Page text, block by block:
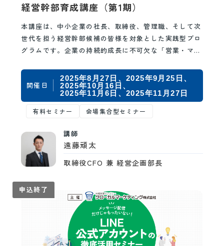
開催日
2025年8月27日
2025年9月25日
2025年10月16日
2025年11月6日
2025年11月27日
有料セミナー 会場集合型セミナー
経営幹部育成講座（第1期）
本講座は、中小企業の社長、取締役、管理職、そして次
世代を担う経営幹部候補の皆様を対象とした実践型プロ
グラムです。企業の持続的成長に不可欠な「営業・マー
「情…
講師
遠藤頑太
取締役CFO 兼 経営企画部長
申込終了